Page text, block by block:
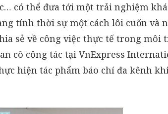
có thể đưa tới một trải nghiệm
tính thời sự một cách lôi cuốn và
sẻ về công việc thực tế trong môi
cô công tác tại VnExpress
hiện tác phẩm báo chí đa kênh